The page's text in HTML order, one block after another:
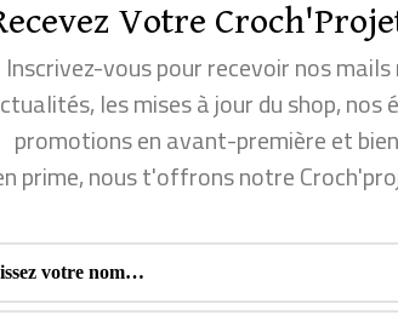
Votre
Inscrivez-vous pour recevoir nos
les mises à jour du shop, nos
promotions en avant-première et
prime, nous t'offrons notre